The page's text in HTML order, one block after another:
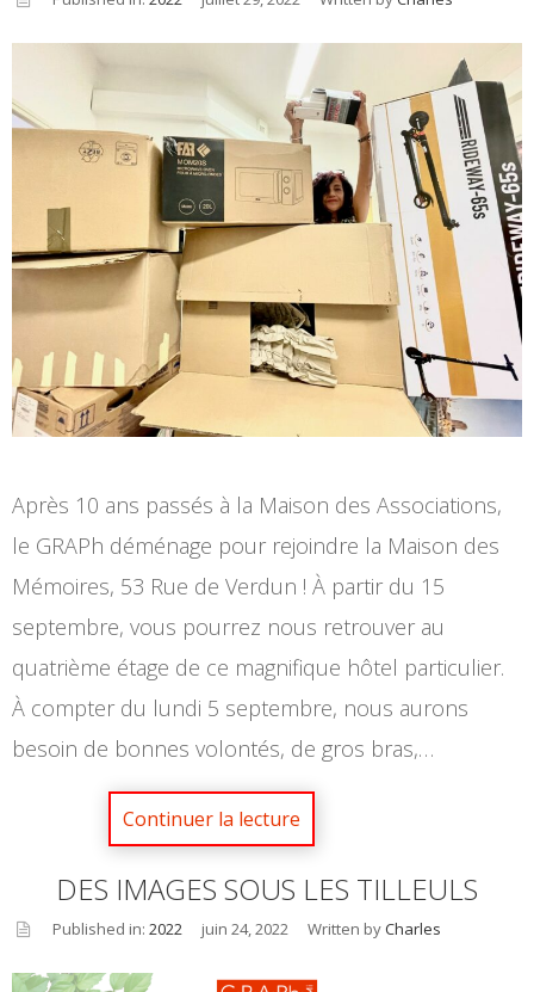
Après 10 ans passés à la Maison des Associations,
le GRAPh déménage pour rejoindre la Maison des
Mémoires, 53 Rue de Verdun ! À partir du 15
septembre, vous pourrez nous retrouver au
quatrième étage de ce magnifique hôtel particulier.
À compter du lundi 5 septembre, nous aurons
besoin de bonnes volontés, de gros bras,…
DES IMAGES SOUS LES TILLEULS
Published in: 2022 juin 24, 2022 Written byCharles